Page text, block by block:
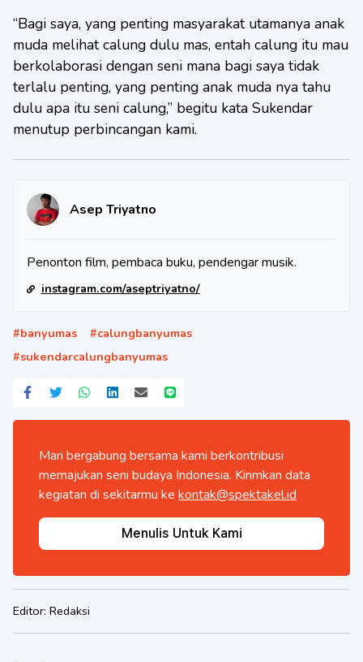
“Bagi saya, yang penting masyarakat utamanya anak
muda melihat calung dulu mas, entah calung itu mau
berkolaborasi dengan seni mana bagi saya tidak
terlalu penting, yang penting anak muda nya tahu
dulu apa itu seni calung,” begitu kata Sukendar
menutup perbincangan kami.
Asep Triyatno
Penonton film, pembaca buku, pendengar musik.
instagram.com/aseptriyatno/
#banyumas #calungbanyumas
#sukendarcalungbanyumas
Mari bergabung bersama kami berkontribusi
memajukan seni budaya Indonesia. Kirimkan data
kegiatan di sekitarmu ke kontak@spektakel.id
Menulis Untuk Kami
Editor: Redaksi